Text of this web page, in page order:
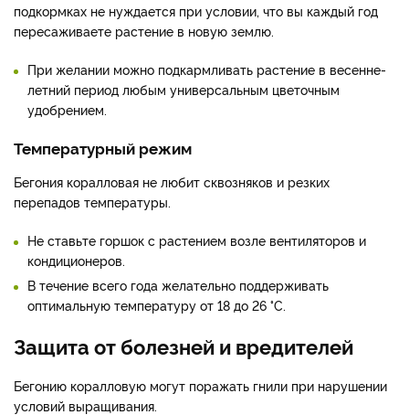
подкормках не нуждается при условии, что вы каждый год
пересаживаете растение в новую землю.
При желании можно подкармливать растение в весенне-
летний период любым универсальным цветочным
удобрением.
Температурный режим
Бегония коралловая не любит сквозняков и резких
перепадов температуры.
Не ставьте горшок с растением возле вентиляторов и
кондиционеров.
В течение всего года желательно поддерживать
оптимальную температуру от 18 до 26 °C.
Защита от болезней и вредителей
Бегонию коралловую могут поражать гнили при нарушении
условий выращивания.